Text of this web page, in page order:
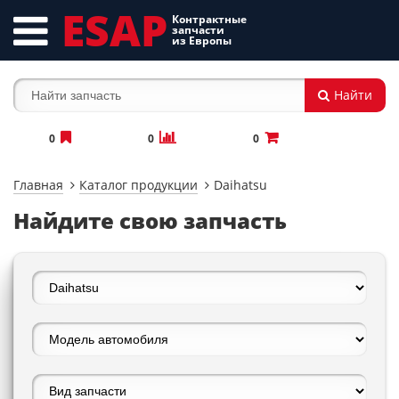
ESAP Контрактные
запчасти
из Европы
Найти
0 0 0
Главная Каталог продукции Daihatsu
Найдите свою запчасть